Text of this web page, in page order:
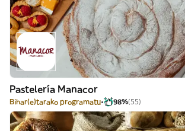
Pastelería Manacor
Bihar(e)tarako programatu 98%(55)